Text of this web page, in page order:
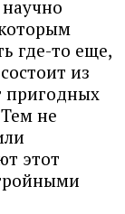
где-то еще,
из
пригодных
не
этот